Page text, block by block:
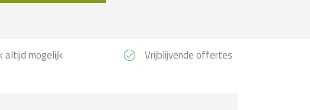
altijd mogelijk Vrijblijvende offertes